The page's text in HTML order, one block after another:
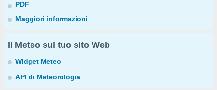
PDF
Maggiori informazioni
Il Meteo sul tuo sito Web
Widget Meteo
API di Meteorologia